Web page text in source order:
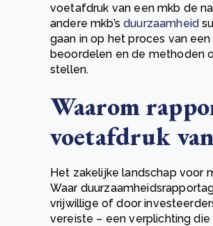
voetafdruk van een mkb de
andere mkb’sduurzaamheid
gaan in op het proces van
beoordelen en de methoden
stellen.
Waarom
voetafdruk
Het zakelijke landschap voor
Waar
vrijwillige of door
vereiste – een verplichting die